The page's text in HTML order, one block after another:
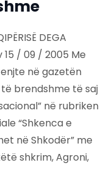
DEGA
15 / 09 / 2005 Me
në gazetën
të brendshme të saj
në rubriken
“Shkenca e
në Shkodër” me
shkrim, Agroni,